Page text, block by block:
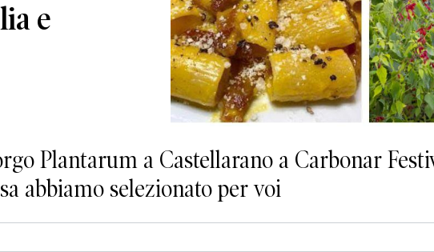
e
Plantarum a Castellarano a Carbonar
abbiamo selezionato per voi